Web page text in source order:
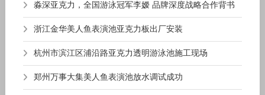
淼深亚克力，全国游泳冠军李嫒 品牌深度战略合作背书
浙江金华美人鱼表演池亚克力板出厂安装
杭州市滨江区浦沿路亚克力透明游泳池施工现场
郑州万事大集美人鱼表演池放水调试成功